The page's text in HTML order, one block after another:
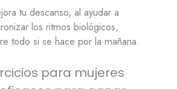
tu descanso, al ayudar a
los ritmos biológicos,
todo si se hace por la mañana.
para mujeres